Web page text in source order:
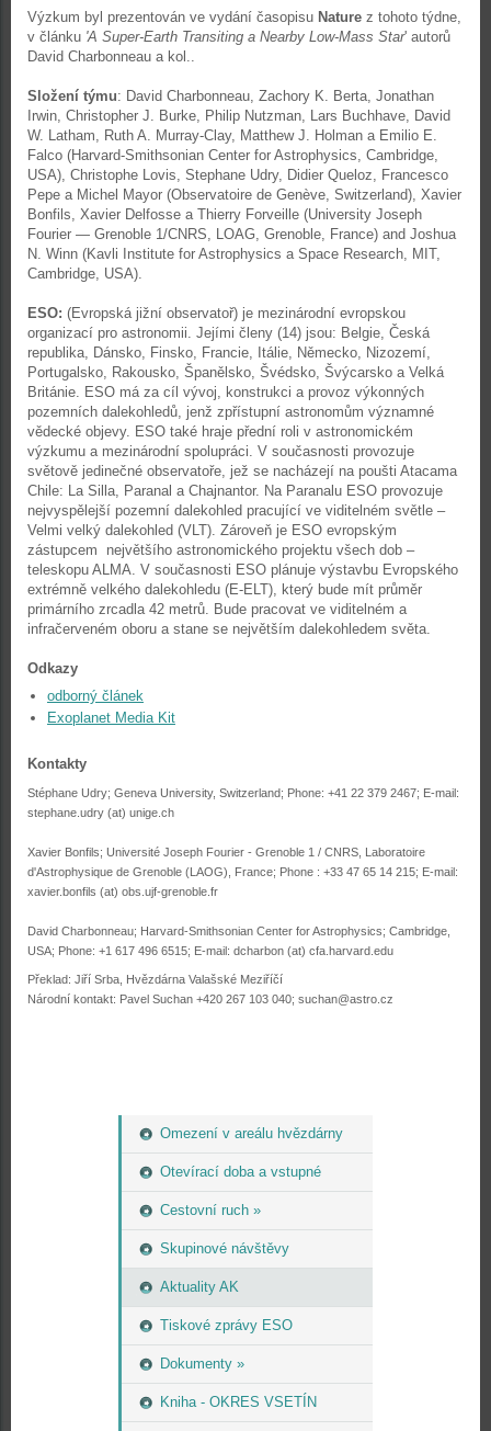
Omezení v areálu hvězdárny
Otevírací doba a vstupné
Cestovní ruch »
Skupinové návštěvy
Aktuality AK
Tiskové zprávy ESO
Dokumenty »
Kniha - OKRES VSETÍN
Výzkum byl prezentován ve vydání časopisu Nature z tohoto týdne,
v článku 'A Super-Earth Transiting a Nearby Low-Mass Star' autorů
David Charbonneau a kol..
Složení týmu: David Charbonneau, Zachory K. Berta, Jonathan
Irwin, Christopher J. Burke, Philip Nutzman, Lars Buchhave, David
W. Latham, Ruth A. Murray-Clay, Matthew J. Holman a Emilio E.
Falco (Harvard-Smithsonian Center for Astrophysics, Cambridge,
USA), Christophe Lovis, Stephane Udry, Didier Queloz, Francesco
Pepe a Michel Mayor (Observatoire de Genève, Switzerland), Xavier
Bonfils, Xavier Delfosse a Thierry Forveille (University Joseph
Fourier — Grenoble 1/CNRS, LOAG, Grenoble, France) and Joshua
N. Winn (Kavli Institute for Astrophysics a Space Research, MIT,
Cambridge, USA).
ESO: (Evropská jižní observatoř) je mezinárodní evropskou
organizací pro astronomii. Jejími členy (14) jsou: Belgie, Česká
republika, Dánsko, Finsko, Francie, Itálie, Německo, Nizozemí,
Portugalsko, Rakousko, Španělsko, Švédsko, Švýcarsko a Velká
Británie. ESO má za cíl vývoj, konstrukci a provoz výkonných
pozemních dalekohledů, jenž zpřístupní astronomům významné
vědecké objevy. ESO také hraje přední roli v astronomickém
výzkumu a mezinárodní spolupráci. V současnosti provozuje
světově jedinečné observatoře, jež se nacházejí na poušti Atacama
Chile: La Silla, Paranal a Chajnantor. Na Paranalu ESO provozuje
nejvyspělejší pozemní dalekohled pracující ve viditelném světle –
Velmi velký dalekohled (VLT). Zároveň je ESO evropským
zástupcem největšího astronomického projektu všech dob –
teleskopu ALMA. V současnosti ESO plánuje výstavbu Evropského
extrémně velkého dalekohledu (E-ELT), který bude mít průměr
primárního zrcadla 42 metrů. Bude pracovat ve viditelném a
infračerveném oboru a stane se největším dalekohledem světa.
Odkazy
odborný článek
Exoplanet Media Kit
Kontakty
Stéphane Udry; Geneva University, Switzerland; Phone: +41 22 379 2467; E-mail:
stephane.udry (at) unige.ch
Xavier Bonfils; Université Joseph Fourier - Grenoble 1 / CNRS, Laboratoire
d'Astrophysique de Grenoble (LAOG), France; Phone : +33 47 65 14 215; E-mail:
xavier.bonfils (at) obs.ujf-grenoble.fr
David Charbonneau; Harvard-Smithsonian Center for Astrophysics; Cambridge,
USA; Phone: +1 617 496 6515; E-mail: dcharbon (at) cfa.harvard.edu
Překlad: Jiří Srba, Hvězdárna Valašské Meziříčí
Národní kontakt: Pavel Suchan +420 267 103 040; suchan@astro.cz